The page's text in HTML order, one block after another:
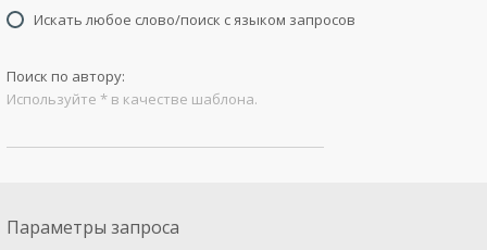
Искать любое слово/поиск с языком запросов
Поиск по автору:
Используйте * в качестве шаблона.
Параметры запроса